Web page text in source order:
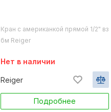
Кран с американкой прямой 1/2" вз
бм Reiger
Нет в наличии
Reiger
Подробнее